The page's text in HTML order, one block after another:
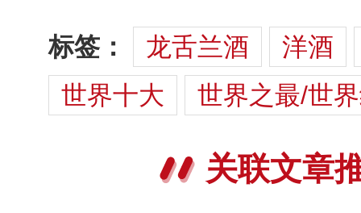
标签： 龙舌兰酒
洋酒
世界十大
世界之最/世
关联文章